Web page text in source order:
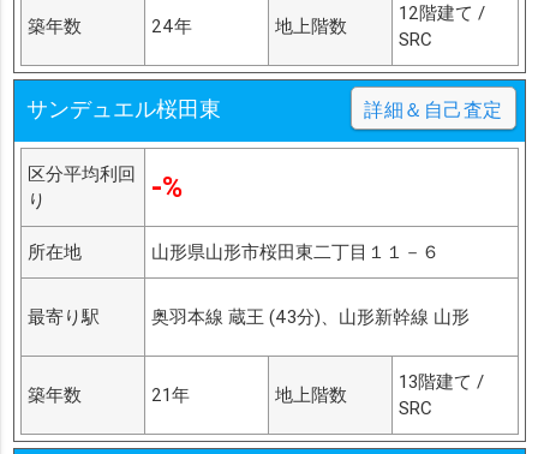
築年数 24年 地上階数
12階建て /
SRC
サンデュエル桜田東 詳細＆自己査定
区分平均利回
り
-%
所在地 山形県山形市桜田東二丁目１１－６
最寄り駅 奥羽本線 蔵王 (43分)、山形新幹線 山形
築年数 21年 地上階数
13階建て /
SRC